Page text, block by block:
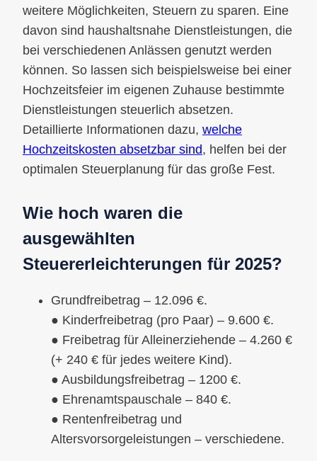
weitere Möglichkeiten, Steuern zu sparen. Eine
davon sind haushaltsnahe Dienstleistungen, die
bei verschiedenen Anlässen genutzt werden
können. So lassen sich beispielsweise bei einer
Hochzeitsfeier im eigenen Zuhause bestimmte
Dienstleistungen steuerlich absetzen.
Detaillierte Informationen dazu, welche
Hochzeitskosten absetzbar sind, helfen bei der
optimalen Steuerplanung für das große Fest.
Wie hoch waren die
ausgewählten
Steuererleichterungen für 2025?
Grundfreibetrag – 12.096 €.
● Kinderfreibetrag (pro Paar) – 9.600 €.
● Freibetrag für Alleinerziehende – 4.260 €
(+ 240 € für jedes weitere Kind).
● Ausbildungsfreibetrag – 1200 €.
● Ehrenamtspauschale – 840 €.
● Rentenfreibetrag und
Altersvorsorgeleistungen – verschiedene.